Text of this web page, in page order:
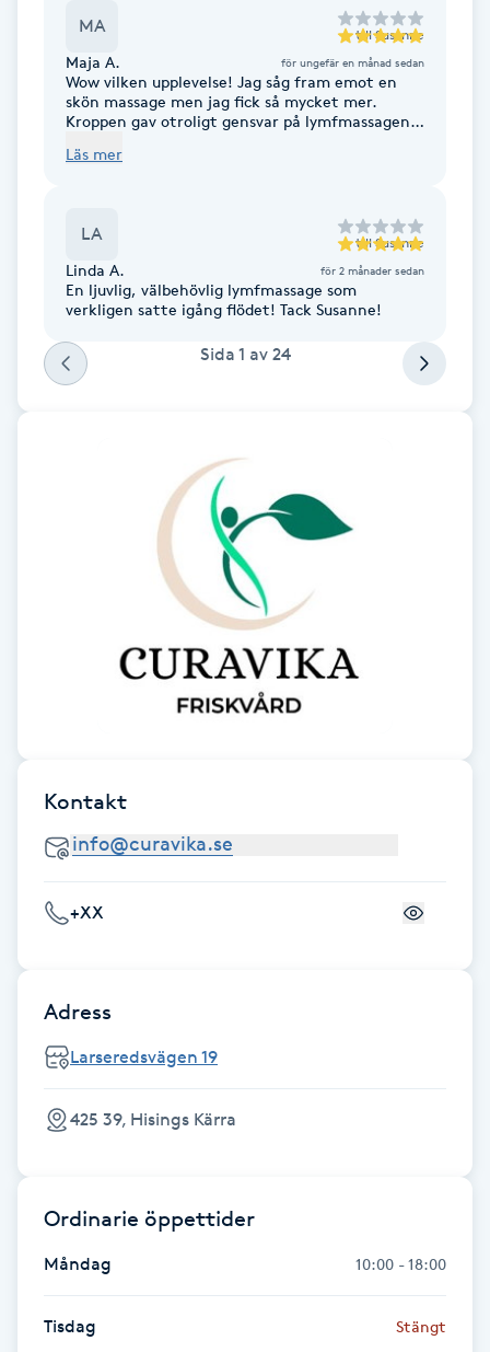
Face framing
Faceliftmassage
Fettreducering
Fillers
Fransfärgning
Fransförlängning Megavolym
Fransk manikyr
Fransrengöring
Frekvensterapi
Friskvård
MA till Susanne
Maja A. för ungefär en månad sedan
Wow vilken upplevelse! Jag såg fram emot en
skön massage men jag fick så mycket mer.
Kroppen gav otroligt gensvar på lymfmassagen
behov av detta. Jag har testat lymfmassage en
Läs mer
LA till Susanne
Linda A. för 2 månader sedan
En ljuvlig, välbehövlig lymfmassage som
verkligen satte igång flödet! Tack Susanne!
Sida 1 av 24
Kontakt
+XX
Adress
Larseredsvägen 19
425 39, Hisings Kärra
Ordinarie öppettider
Måndag 10:00 - 18:00
Tisdag Stängt